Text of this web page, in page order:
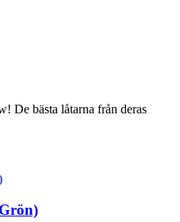
De bästa låtarna från deras